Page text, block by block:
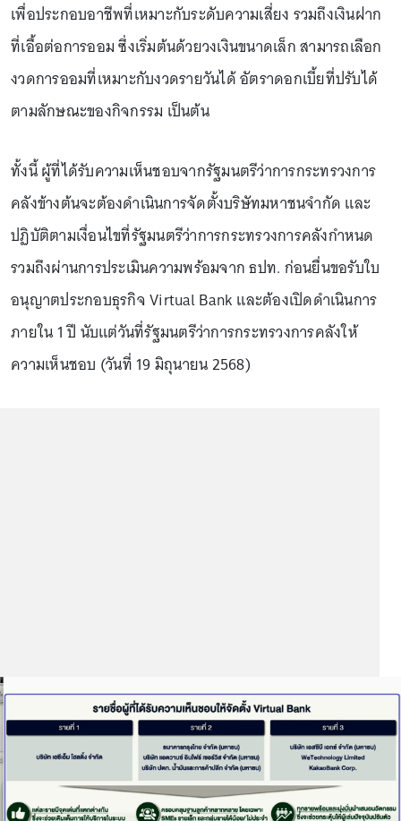
เพื่อประกอบอาชีพที่เหมาะกับระดับความเสี่ยง รวมถึงเงินฝาก
ที่เอื้อต่อการออม ซึ่งเริ่มต้นด้วยวงเงินขนาดเล็ก สามารถเลือก
งวดการออมที่เหมาะกับงวดรายวันได้ อัตราดอกเบี้ยที่ปรับได้
ตามลักษณะของกิจกรรม เป็นต้น
ทั้งนี้ ผู้ที่ได้รับความเห็นชอบจากรัฐมนตรีว่าการกระทรวงการ
คลังข้างต้นจะต้องดำเนินการจัดตั้งบริษัทมหาชนจำกัด และ
ปฏิบัติตามเงื่อนไขที่รัฐมนตรีว่าการกระทรวงการคลังกำหนด
รวมถึงผ่านการประเมินความพร้อมจาก ธปท. ก่อนยื่นขอรับใบ
อนุญาตประกอบธุรกิจ Virtual Bank และต้องเปิดดำเนินการ
ภายใน 1 ปี นับแต่วันที่รัฐมนตรีว่าการกระทรวงการคลังให้
ความเห็นชอบ (วันที่ 19 มิถุนายน 2568)